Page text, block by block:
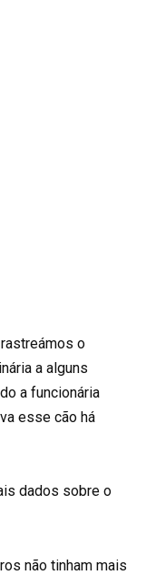
o
a alguns
a funcionária
esse cão há
dados sobre o
não tinham mais